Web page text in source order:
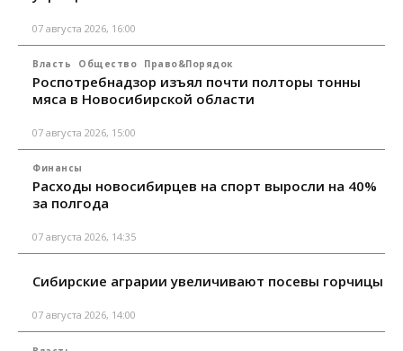
07 августа 2026, 16:00
Власть Общество Право&Порядок
Роспотребнадзор изъял почти полторы тонны
мяса в Новосибирской области
07 августа 2026, 15:00
Финансы
Расходы новосибирцев на спорт выросли на 40%
за полгода
07 августа 2026, 14:35
Сибирские аграрии увеличивают посевы горчицы
07 августа 2026, 14:00